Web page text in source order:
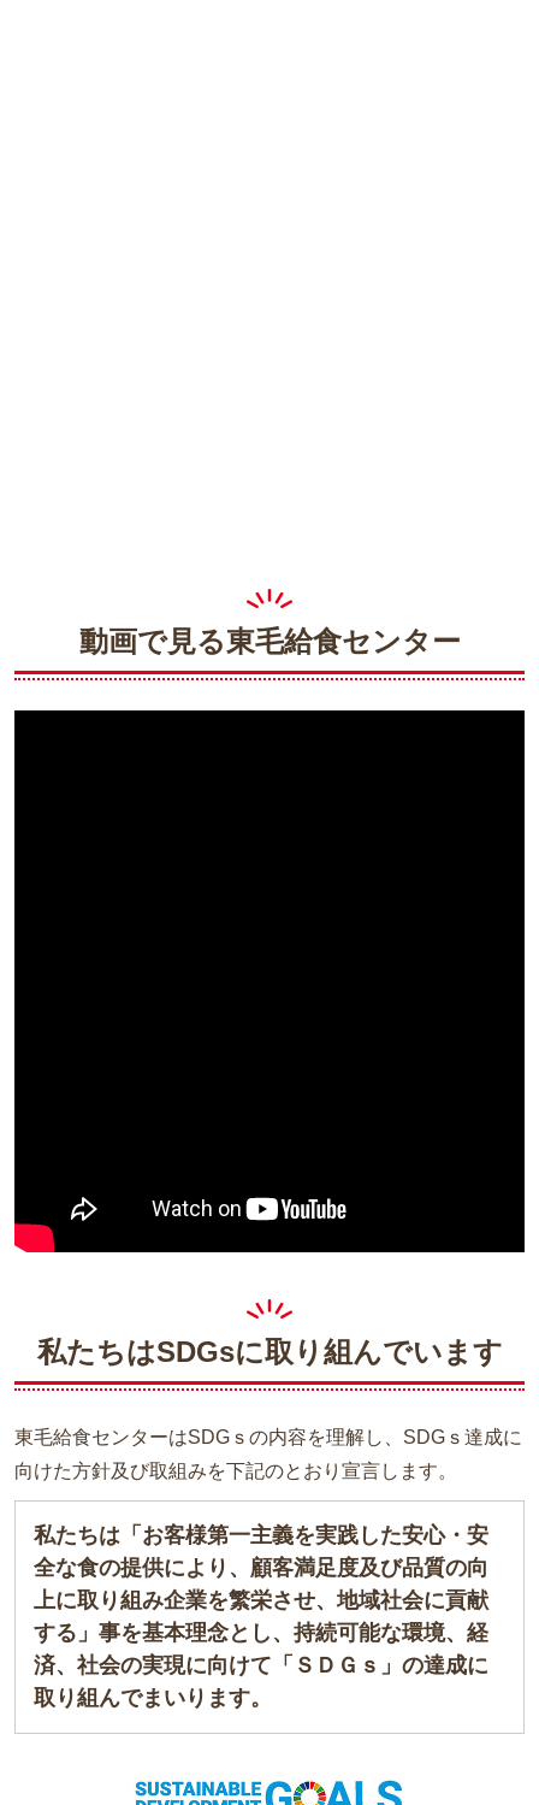
動画で見る東毛給食センター
私たちはSDGsに取り組んでいます
東毛給食センターはSDGｓの内容を理解し、SDGｓ達成に
向けた方針及び取組みを下記のとおり宣言します。
私たちは「お客様第一主義を実践した安心・安
全な食の提供により、顧客満足度及び品質の向
上に取り組み企業を繁栄させ、地域社会に貢献
する」事を基本理念とし、持続可能な環境、経
済、社会の実現に向けて「ＳＤＧｓ」の達成に
取り組んでまいります。